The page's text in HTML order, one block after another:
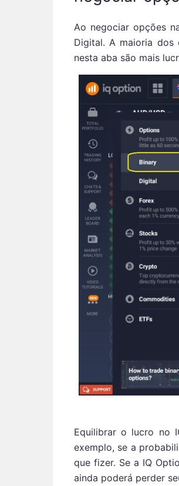
Ao negociar opções
Digital. A maioria dos
nesta aba são mais
Equilibrar o lucro no
exemplo, se a
que fizer. Se a IQ
ainda poderá perder